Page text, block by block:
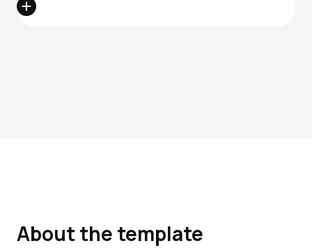
About the template